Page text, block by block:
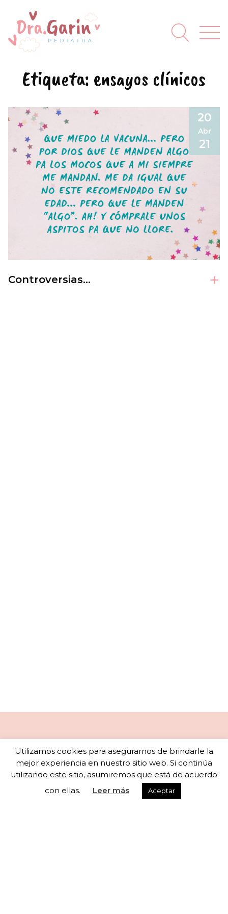
Etiqueta: ensayos clínicos
20
Abr
21
Controversias… +
Newsletter
Subscribete a nuestra newsletter para recibir
Utilizamos cookies para asegurarnos de brindarle la
mejor experiencia en nuestro sitio web. Si continúa
utilizando este sitio, asumiremos que está de acuerdo
con ellas.
Leer más Aceptar